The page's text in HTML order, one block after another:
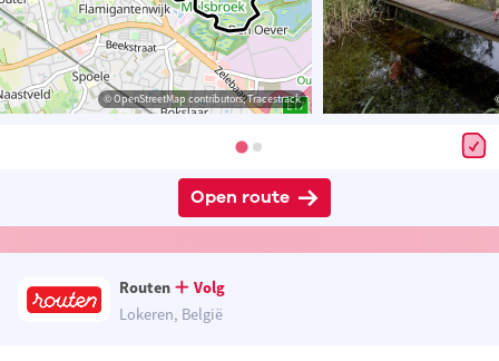
© OpenStreetMap contributors, Tracestrack
Open route
Routen
Volg
Lokeren, België